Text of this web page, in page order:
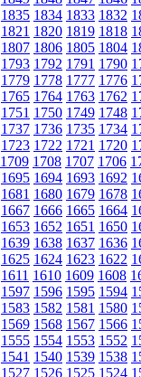
1835 1834 1833 1832
1821 1820 1819 1818
1807 1806 1805 1804
1793 1792 1791 1790
1779 1778 1777 1776
1765 1764 1763 1762
1751 1750 1749 1748
1737 1736 1735 1734
1723 1722 1721 1720
1709 1708 1707 1706
1695 1694 1693 1692
1681 1680 1679 1678
1667 1666 1665 1664
1653 1652 1651 1650
1639 1638 1637 1636
1625 1624 1623 1622
1611 1610 1609 1608
1597 1596 1595 1594
1583 1582 1581 1580
1569 1568 1567 1566
1555 1554 1553 1552
1541 1540 1539 1538
1527 1526 1525 1524